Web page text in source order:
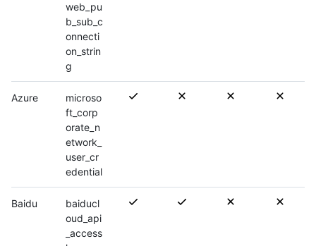
web_pu
b_sub_c
onnecti
on_strin
g
Azure
microso
ft_corp
orate_n
etwork_
user_cr
edential
Baidu
baiducl
oud_api
_access